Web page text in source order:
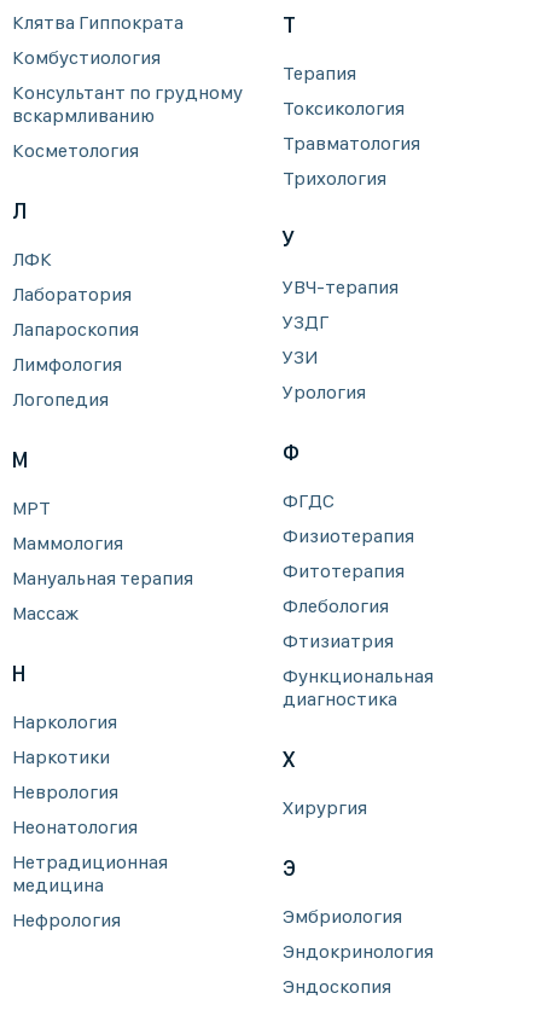
Клятва Гиппократа
Комбустиология
Консультант по грудному
вскармливанию
Косметология
Л
ЛФК
Лаборатория
Лапароскопия
Лимфология
Логопедия
М
МРТ
Маммология
Мануальная терапия
Массаж
Н
Наркология
Наркотики
Неврология
Неонатология
Нетрадиционная
медицина
Нефрология
Т
Терапия
Токсикология
Травматология
Трихология
У
УВЧ-терапия
УЗДГ
УЗИ
Урология
Ф
ФГДС
Физиотерапия
Фитотерапия
Флебология
Фтизиатрия
Функциональная
диагностика
Х
Хирургия
Э
Эмбриология
Эндокринология
Эндоскопия